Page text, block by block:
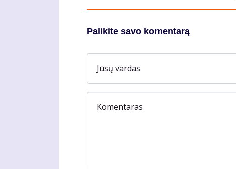
Palikite savo komentarą
Jūsų vardas
Komentaras